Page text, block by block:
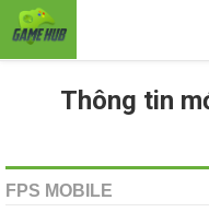
Thông tin
FPS MOBILE